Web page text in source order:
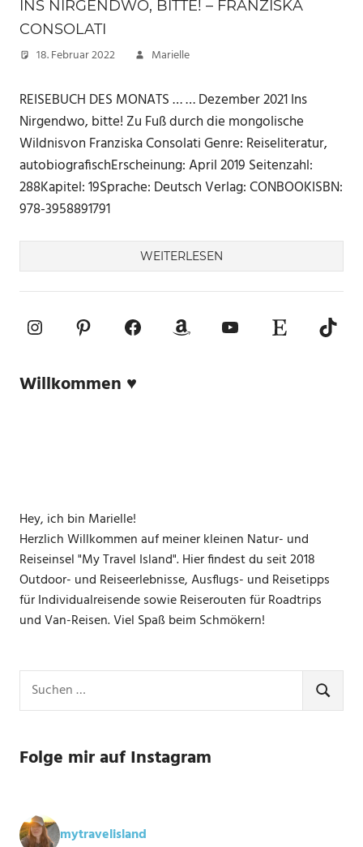
INS NIRGENDWO, BITTE! – FRANZISKA
CONSOLATI
18. Februar 2022 Marielle
REISEBUCH DES MONATS … … Dezember 2021 Ins
Nirgendwo, bitte! Zu Fuß durch die mongolische
Wildnisvon Franziska Consolati Genre: Reiseliteratur,
autobiografischErscheinung: April 2019 Seitenzahl:
288Kapitel: 19Sprache: Deutsch Verlag: CONBOOKISBN:
‎978-3958891791
WEITERLESEN
InstagramPinterestFacebookAmazonYouTube
Etsy-Shop
Willkommen ♥
Hey, ich bin Marielle!
Herzlich Willkommen auf meiner kleinen Natur- und
Reiseinsel "My Travel Island". Hier findest du seit 2018
Outdoor- und Reiseerlebnisse, Ausflugs- und Reisetipps
für Individualreisende sowie Reiserouten für Roadtrips
und Van-Reisen. Viel Spaß beim Schmökern!
nach:
SUCHEN
Folge mir auf Instagram
mytravelisland